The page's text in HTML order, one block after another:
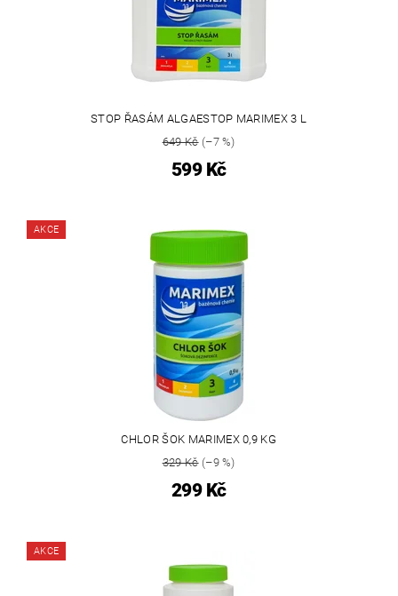
STOP ŘASÁM ALGAESTOP MARIMEX 3 L
649 Kč(–7 %)
599 Kč
AKCE
CHLOR ŠOK MARIMEX 0,9 KG
329 Kč(–9 %)
299 Kč
AKCE